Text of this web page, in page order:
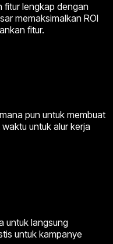
fitur lengkap dengan
memaksimalkan ROI
fitur.
pun untuk membuat
untuk alur kerja
untuk langsung
untuk kampanye